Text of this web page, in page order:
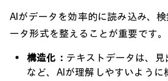
AIがデータを効率的に読み込み、
ータ形式を整えることが重要です。
構造化： テキストデータは、見
など、AIが理解しやすいように